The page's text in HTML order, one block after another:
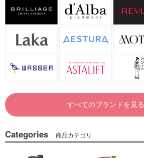
すべてのブランドを見る
Categories 商品カテゴリ